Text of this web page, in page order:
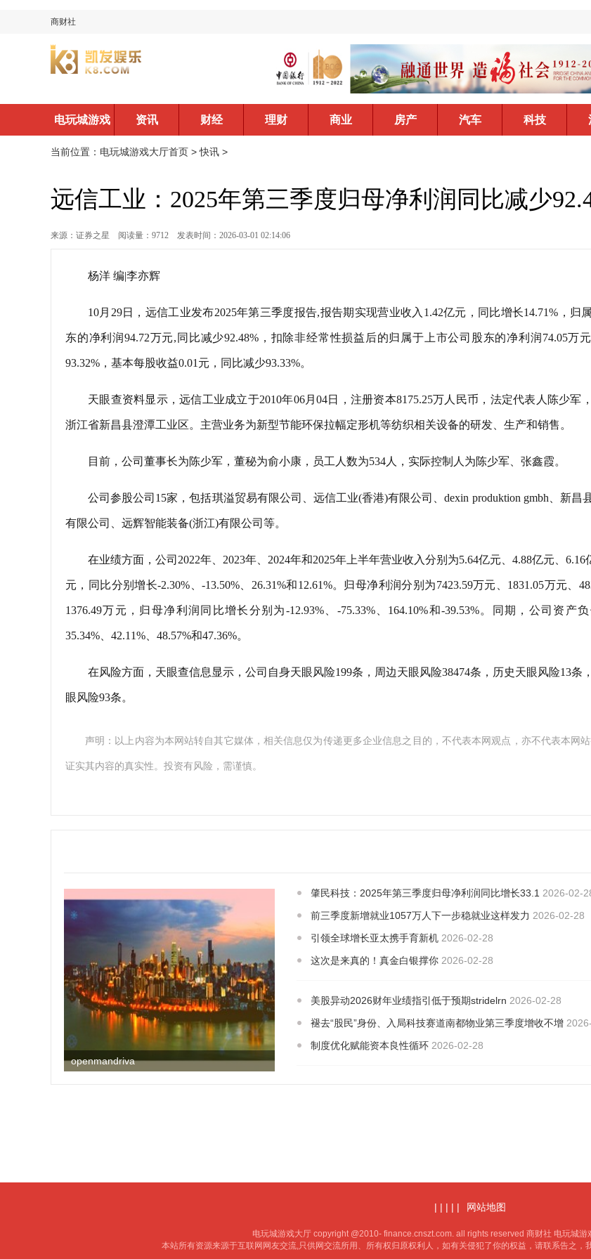
商财社
电玩城游戏
大厅首页
资讯 财经 理财 商业 房产 汽车 科技
当前位置： 电玩城游戏大厅首页 >快讯 >
远信工业：2025年第三季度归母净利润同比减少
来源：证券之星 阅读量：9712 发表时间：2026-03-01 02:14:06
杨洋 编|李亦辉
10月29日，远信工业发布2025年第三季度报告,报告期实现营业收入1.42亿元，同比增长14.71%，归
东的净利润94.72万元,同比减少92.48%，扣除非经常性损益后的归属于上市公司股东的净利润74.05万
93.32%，基本每股收益0.01元，同比减少93.33%。
天眼查资料显示，远信工业成立于2010年06月04日，注册资本8175.25万人民币，法定代表人陈少军
浙江省新昌县澄潭工业区。主营业务为新型节能环保拉幅定形机等纺织相关设备的研发、生产和销售。
目前，公司董事长为陈少军，董秘为俞小康，员工人数为534人，实际控制人为陈少军、张鑫霞。
公司参股公司15家，包括琪溢贸易有限公司、远信工业(香港)有限公司、dexin produktion gmbh、新昌
有限公司、远辉智能装备(浙江)有限公司等。
在业绩方面，公司2022年、2023年、2024年和2025年上半年营业收入分别为5.64亿元、4.88亿元、6.16
元，同比分别增长-2.30%、-13.50%、26.31%和12.61%。归母净利润分别为7423.59万元、1831.05万元、
1376.49万元，归母净利润同比增长分别为-12.93%、-75.33%、164.10%和-39.53%。同期，公司资产
35.34%、42.11%、48.57%和47.36%。
在风险方面，天眼查信息显示，公司自身天眼风险199条，周边天眼风险38474条，历史天眼风险13条
眼风险93条。
声明：以上内容为本网站转自其它媒体，相关信息仅为传递更多企业信息之目的，不代表本网观点，亦不代表本网
证实其内容的真实性。投资有风险，需谨慎。
openmandriva
肇民科技：2025年第三季度归母净利润同比增长33.1 2026-02-
前三季度新增就业1057万人下一步稳就业这样发力 2026-02-28
引领全球增长亚太携手育新机 2026-02-28
这次是来真的！真金白银撑你 2026-02-28
美股异动2026财年业绩指引低于预期stridelrn 2026-02-28
褪去“股民”身份、入局科技赛道南都物业第三季度增收不增
制度优化赋能资本良性循环 2026-02-28
| | | | | 网站地图
电玩城游戏大厅 copyright @2010- finance.cnszt.com. all rights reserved 商财社 电玩城游
本站所有资源来源于互联网网友交流,只供网交流所用、所有权归原权利人，如有关侵犯了你的权益，请联系告之，